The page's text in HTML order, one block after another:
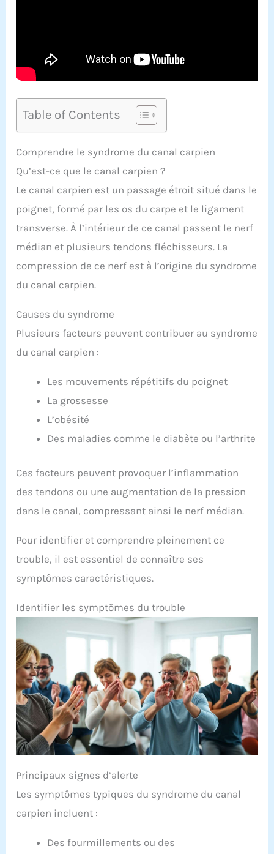
Table of Contents
Comprendre le syndrome du canal carpien
Qu’est-ce que le canal carpien ?
Le canal carpien est un passage étroit situé dans le
poignet, formé par les os du carpe et le ligament
transverse. À l’intérieur de ce canal passent le nerf
médian et plusieurs tendons fléchisseurs. La
compression de ce nerf est à l’origine du syndrome
du canal carpien.
Causes du syndrome
Plusieurs facteurs peuvent contribuer au syndrome
du canal carpien :
Les mouvements répétitifs du poignet
La grossesse
L’obésité
Des maladies comme le diabète ou l’arthrite
Ces facteurs peuvent provoquer l’inflammation
des tendons ou une augmentation de la pression
dans le canal, compressant ainsi le nerf médian.
Pour identifier et comprendre pleinement ce
trouble, il est essentiel de connaître ses
symptômes caractéristiques.
Identifier les symptômes du trouble
Principaux signes d’alerte
Les symptômes typiques du syndrome du canal
carpien incluent :
Des fourmillements ou des